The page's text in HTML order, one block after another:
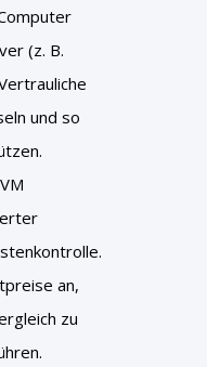
(z. B.
und so
an,
zu